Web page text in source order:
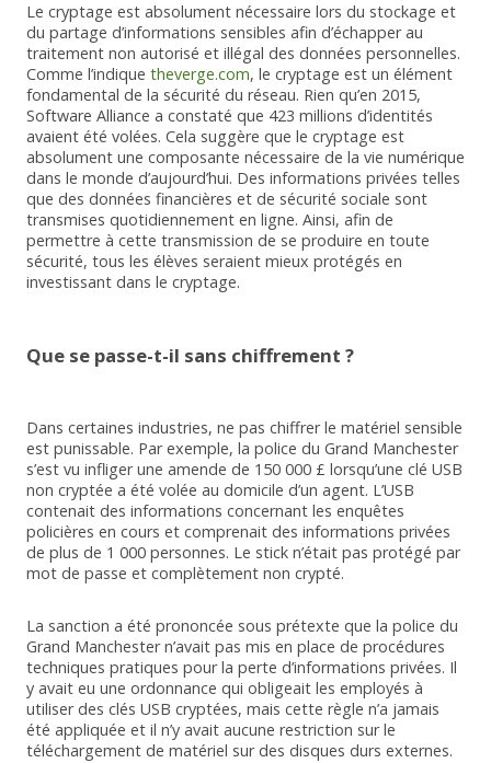
Le cryptage est absolument nécessaire lors du stockage et
du partage d’informations sensibles afin d’échapper au
traitement non autorisé et illégal des données personnelles.
Comme l’indique theverge.com, le cryptage est un élément
fondamental de la sécurité du réseau. Rien qu’en 2015,
Software Alliance a constaté que 423 millions d’identités
avaient été volées. Cela suggère que le cryptage est
absolument une composante nécessaire de la vie numérique
dans le monde d’aujourd’hui. Des informations privées telles
que des données financières et de sécurité sociale sont
transmises quotidiennement en ligne. Ainsi, afin de
permettre à cette transmission de se produire en toute
sécurité, tous les élèves seraient mieux protégés en
investissant dans le cryptage.
Que se passe-t-il sans chiffrement ?
Dans certaines industries, ne pas chiffrer le matériel sensible
est punissable. Par exemple, la police du Grand Manchester
s’est vu infliger une amende de 150 000 £ lorsqu’une clé USB
non cryptée a été volée au domicile d’un agent. L’USB
contenait des informations concernant les enquêtes
policières en cours et comprenait des informations privées
de plus de 1 000 personnes. Le stick n’était pas protégé par
mot de passe et complètement non crypté.
La sanction a été prononcée sous prétexte que la police du
Grand Manchester n’avait pas mis en place de procédures
techniques pratiques pour la perte d’informations privées. Il
y avait eu une ordonnance qui obligeait les employés à
utiliser des clés USB cryptées, mais cette règle n’a jamais
été appliquée et il n’y avait aucune restriction sur le
téléchargement de matériel sur des disques durs externes.